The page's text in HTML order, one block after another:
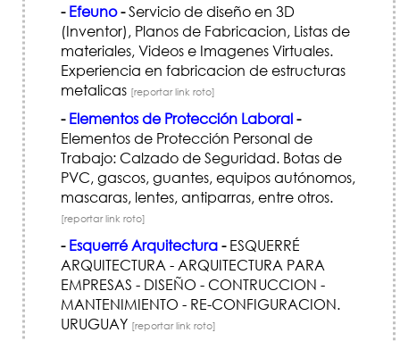
- Efeuno-Servicio de diseño en 3D
(Inventor), Planos de Fabricacion, Listas de
materiales, Videos e Imagenes Virtuales.
Experiencia en fabricacion de estructuras
metalicas [reportar link roto]
- Elementos de Protección Laboral-
Elementos de Protección Personal de
Trabajo: Calzado de Seguridad. Botas de
PVC, gascos, guantes, equipos autónomos,
mascaras, lentes, antiparras, entre otros.
[reportar link roto]
- Esquerré Arquitectura-ESQUERRÉ
ARQUITECTURA - ARQUITECTURA PARA
EMPRESAS - DISEÑO - CONTRUCCION -
MANTENIMIENTO - RE-CONFIGURACION.
URUGUAY [reportar link roto]